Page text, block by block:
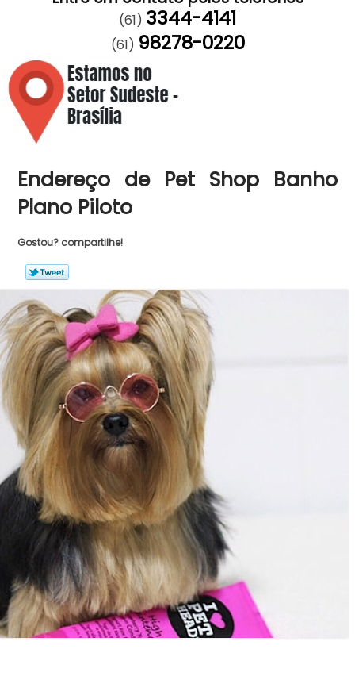
(61) 3344-4141
(61) 98278-0220
Endereço de Pet Shop Banho
Plano Piloto
Gostou? compartilhe!